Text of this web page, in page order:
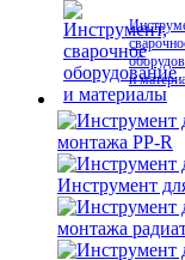
и
монтажа PP-R
Инструмент
монтажа